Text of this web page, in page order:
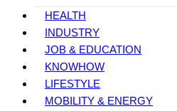
HEALTH
INDUSTRY
JOB & EDUCATION
KNOWHOW
LIFESTYLE
MOBILITY & ENERGY